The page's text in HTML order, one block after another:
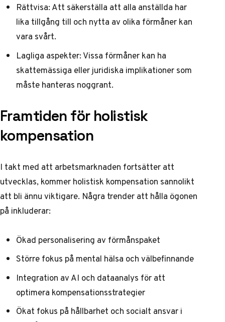
Rättvisa: Att säkerställa att alla anställda har
lika tillgång till och nytta av olika förmåner kan
vara svårt.
Lagliga aspekter: Vissa förmåner kan ha
skattemässiga eller juridiska implikationer som
måste hanteras noggrant.
Framtiden för holistisk
kompensation
I takt med att arbetsmarknaden fortsätter att
utvecklas, kommer holistisk kompensation sannolikt
att bli ännu viktigare. Några trender att hålla ögonen
på inkluderar:
Ökad personalisering av förmånspaket
Större fokus på mental hälsa och välbefinnande
Integration av AI och dataanalys för att
optimera kompensationsstrategier
Ökat fokus på hållbarhet och socialt ansvar i